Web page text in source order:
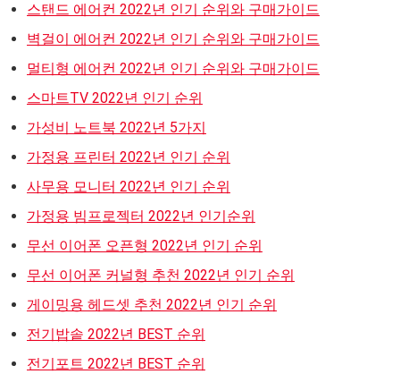
스탠드 에어컨 2022년 인기 순위와 구매가이드
벽걸이 에어컨 2022년 인기 순위와 구매가이드
멀티형 에어컨 2022년 인기 순위와 구매가이드
스마트TV 2022년 인기 순위
가성비 노트북 2022년 5가지
가정용 프린터 2022년 인기 순위
사무용 모니터 2022년 인기 순위
가정용 빔프로젝터 2022년 인기순위
무선 이어폰 오픈형 2022년 인기 순위
무선 이어폰 커널형 추천 2022년 인기 순위
게이밍용 헤드셋 추천 2022년 인기 순위
전기밥솥 2022년 BEST 순위
전기포트 2022년 BEST 순위